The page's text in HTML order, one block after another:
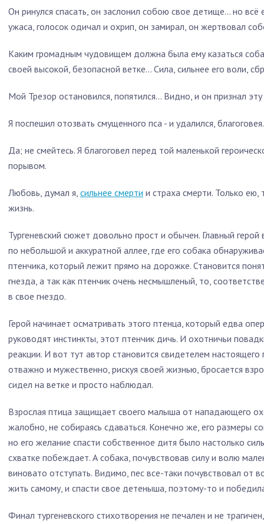
Он ринулся спасать, он заслонил собою свое детище... но всё
ужаса, голосок одичал и охрип, он замирал, он жертвовал
Каким громадным чудовищем должна была ему казаться
своей высокой, безопасной ветке... Сила, сильнее его воли,
Мой Трезор остановился, попятился... Видно, и он признал эту
Я поспешил отозвать смущенного пса - и удалился, благоговея.
Да; не смейтесь. Я благоговел перед той маленькой
порывом.
Любовь, думал я, сильнее смерти и страха смерти. Только
жизнь.
Тургеневский сюжет довольно прост и обычен. Главный
по небольшой и аккуратной аллее, где его собака
птенчика, который лежит прямо на дорожке. Становится
гнезда, а так как птенчик очень несмышленый, то,
в свое гнездо.
Герой начинает осматривать этого птенца, который едва
руководят инстинкты, этот птенчик дичь. И охотничьи
реакции. И вот тут автор становится свидетелем настоящего
отважно и мужественно, рискуя своей жизнью, бросается
сидел на ветке и просто наблюдал.
Взрослая птица защищает своего малыша от нападающего
жалобно, не собираясь сдаваться. Конечно же, его размеры
но его желание спасти собственное дитя было настолько
схватке побеждает. А собака, почувствовав силу и волю
виновато отступать. Видимо, пес все-таки почувствовал от
жить самому, и спасти свое детеныша, поэтому-то и
Финал тургеневского стихотворения не печален и не